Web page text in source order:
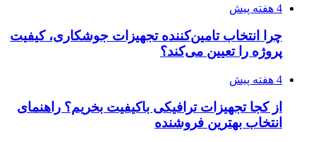
بروکر لایت فایننس (LiteFinance) چیست و چرا
محبوب شده است؟
۱۴۰۵/۰۳/۳۱
از کجا بفهمیم کانال‌های هوا نشتی دارند؟ ۸ نشانه
که نباید نادیده بگیرید